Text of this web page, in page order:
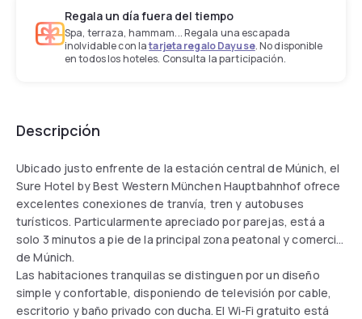
Regala un día fuera del tiempo
Spa, terraza, hammam... Regala una escapada
inolvidable con latarjeta regalo Dayuse. No disponible
en todos los hoteles. Consulta la participación.
Descripción
Ubicado justo enfrente de la estación central de Múnich, el
Sure Hotel by Best Western München Hauptbahnhof ofrece
excelentes conexiones de tranvía, tren y autobuses
turísticos. Particularmente apreciado por parejas, está a
solo 3 minutos a pie de la principal zona peatonal y comercial
de Múnich.
Las habitaciones tranquilas se distinguen por un diseño
simple y confortable, disponiendo de televisión por cable,
escritorio y baño privado con ducha. El Wi-Fi gratuito está